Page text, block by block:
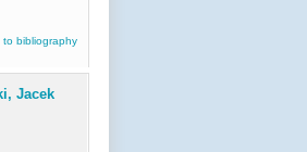
to bibliography
Jacek